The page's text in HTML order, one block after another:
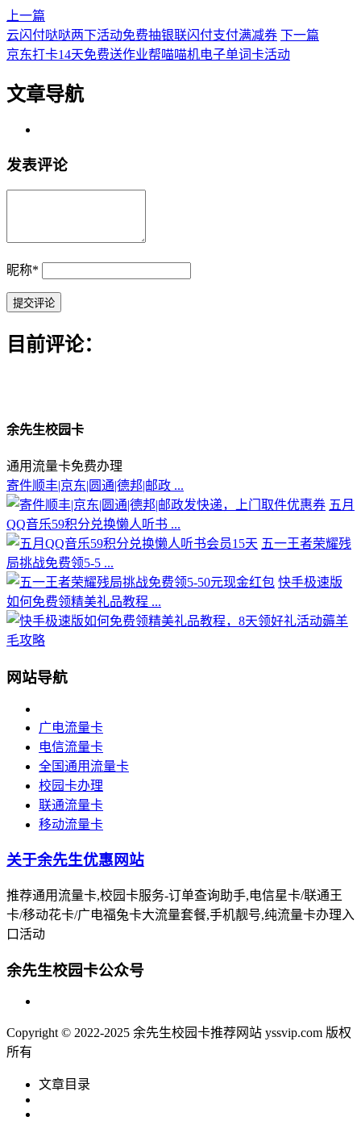
上一篇
云闪付哒哒两下活动免费抽银联闪付支付满减券 下一篇
京东打卡14天免费送作业帮喵喵机电子单词卡活动
文章导航
发表评论
昵称*
目前评论：
余先生校园卡
通用流量卡免费办理
寄件顺丰|京东|圆通|德邦|邮政 ...
五月
QQ音乐59积分兑换懒人听书 ...
五一王者荣耀残
局挑战免费领5-5 ...
快手极速版
如何免费领精美礼品教程 ...
网站导航
广电流量卡
电信流量卡
全国通用流量卡
校园卡办理
联通流量卡
移动流量卡
关于余先生优惠网站
推荐通用流量卡,校园卡服务-订单查询助手,电信星卡/联通王
卡/移动花卡/广电福兔卡大流量套餐,手机靓号,纯流量卡办理入
口活动
余先生校园卡公众号
Copyright © 2022-2025 余先生校园卡推荐网站 yssvip.com 版权
所有
文章目录